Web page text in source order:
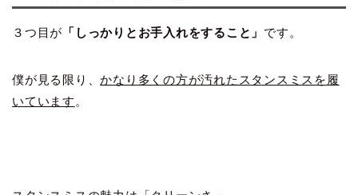
３つ目が 「しっかりとお手入れをすること」 です。
僕が見る限り、かなり多くの方が汚れたスタンスミスを履
いています 。